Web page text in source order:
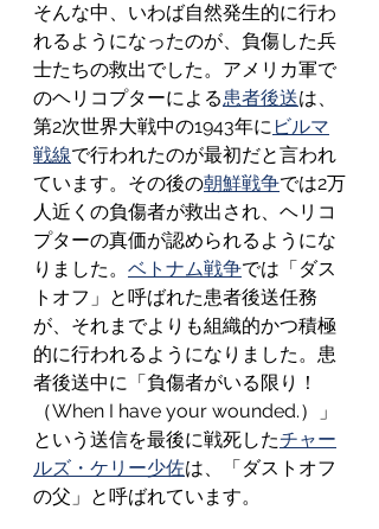
そんな中、いわば自然発生的に行わ
れるようになったのが、負傷した兵
士たちの救出でした。アメリカ軍で
のヘリコプターによる患者後送は、
第2次世界大戦中の1943年に ビルマ
戦線で行われたのが最初だと言われ
ています。その後の朝鮮戦争では2万
人近くの負傷者が救出され、ヘリコ
プターの真価が認められるようにな
りました。 ベトナム戦争では「ダス
トオフ」と呼ばれた患者後送任務
が、それまでよりも組織的かつ積極
的に行われるようになりました。患
者後送中に「負傷者がいる限り！
（When I have your wounded.）」
という送信を最後に戦死したチャー
ルズ・ケリー少佐は、「ダストオフ
の父」と呼ばれています。